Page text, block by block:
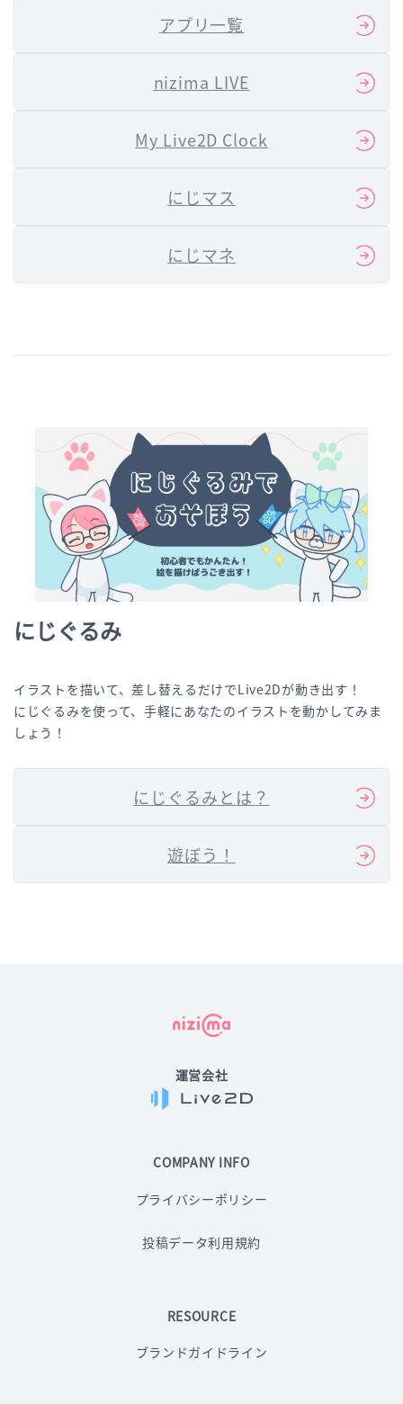
アプリ一覧
nizima LIVE
My Live2D Clock
にじマス
にじマネ
にじぐるみ
イラストを描いて、差し替えるだけでLive2Dが動き出す！
にじぐるみを使って、手軽にあなたのイラストを動かしてみま
しょう！
にじぐるみとは？
遊ぼう！
運営会社
COMPANY INFO
プライバシーポリシー
投稿データ利用規約
RESOURCE
ブランドガイドライン